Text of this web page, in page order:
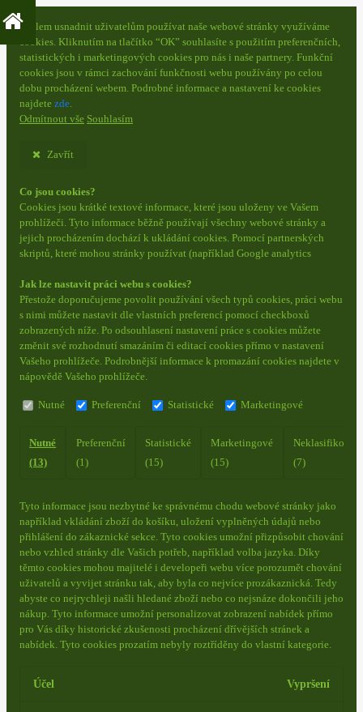
S cílem usnadnit uživatelům používat naše webové stránky využíváme
cookies. Kliknutím na tlačítko “OK” souhlasíte s použitím preferenčních,
statistických i marketingových cookies pro nás i naše partnery. Funkční
cookies jsou v rámci zachování funkčnosti webu používány po celou
dobu procházení webem. Podrobné informace a nastavení ke cookies
najdete zde.
Odmítnout vše Souhlasím
Zavřít
Co jsou cookies?
Cookies jsou krátké textové informace, které jsou uloženy ve Vašem
prohlížeči. Tyto informace běžně používají všechny webové stránky a
jejich procházením dochází k ukládání cookies. Pomocí partnerských
skriptů, které mohou stránky používat (například Google analytics
Jak lze nastavit práci webu s cookies?
Přestože doporučujeme povolit používání všech typů cookies, práci webu
s nimi můžete nastavit dle vlastních preferencí pomocí checkboxů
zobrazených níže. Po odsouhlasení nastavení práce s cookies můžete
změnit své rozhodnutí smazáním či editací cookies přímo v nastavení
Vašeho prohlížeče. Podrobnější informace k promazání cookies najdete v
nápovědě Vašeho prohlížeče.
Nutné Preferenční Statistické Marketingové
Nutné
(13)
Preferenční
(1)
Statistické
(15)
Marketingové
(15)
(7)
Tyto informace jsou nezbytné ke správnému chodu webové stránky jako
například vkládání zboží do košíku, uložení vyplněných údajů nebo
přihlášení do zákaznické sekce. Tyto cookies umožní přizpůsobit chování
nebo vzhled stránky dle Vašich potřeb, například volba jazyka. Díky
těmto cookies mohou majitelé i developeři webu více porozumět chování
uživatelů a vyvijet stránku tak, aby byla co nejvíce prozákaznická. Tedy
abyste co nejrychleji našli hledané zboží nebo co nejsnáze dokončili jeho
nákup. Tyto informace umožní personalizovat zobrazení nabídek přímo
pro Vás díky historické zkušenosti procházení dřívějších stránek a
nabídek. Tyto cookies prozatím nebyly roztříděny do vlastní kategorie.
Účel Vypršení